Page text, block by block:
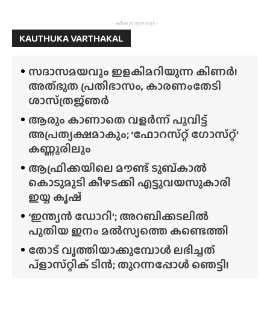
- Advertisement -
KAUTHUKA VARTHAKAL
സദാസമയവും ഇളകിമറിയുന്ന കിണർ!
അത്‌ഭുത പ്രതിഭാസം, കാരണംതേടി
ശാസ്‌ത്രജ്‌ഞർ
ആരും കാണാതെ വളർന്ന് പൂവിട്ട്
അപ്രത്യക്ഷമാകും; ‘ഫോറസ്‌റ്റ്‌ ഗോസ്‌റ്റ്’
കണ്ണൂരിലും
ആഫ്രിക്കയിലെ മൗണ്ട് ടുബ്‌കാൽ
കൊടുമുടി കീഴടക്കി എട്ടുവയസുകാരി
ഇയ്യ കൃഷ്
‘ഇന്ത്യൻ ഡോറി’; അറബിക്കടലിൽ
പുതിയ ഇനം മൽസ്യത്തെ കണ്ടെത്തി
തോട് വൃത്തിയാക്കുമ്പോൾ ലഭിച്ചത്
പ്‌ളാസ്‌റ്റിക് ടിൻ; തുറന്നപ്പോൾ ഞെട്ടി!